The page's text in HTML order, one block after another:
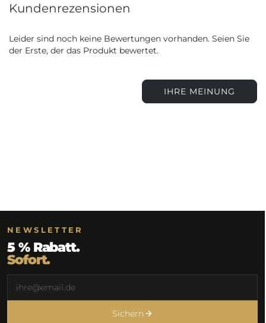
Kundenrezensionen
Leider sind noch keine Bewertungen vorhanden. Seien Sie
der Erste, der das Produkt bewertet.
IHRE MEINUNG
NEWSLETTER
5 % Rabatt.
Sofort.
Sichern